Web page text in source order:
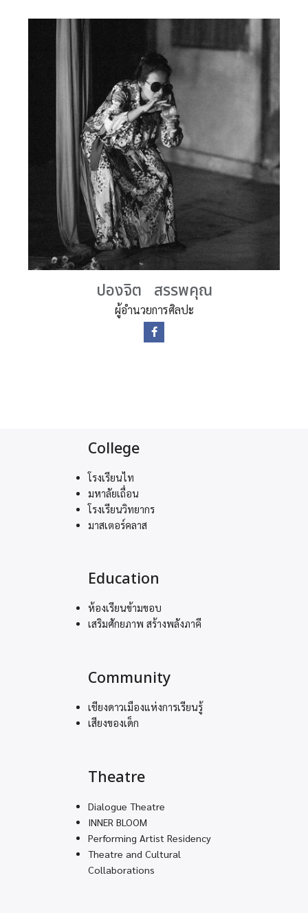
ปองจิต สรรพคุณ
ผู้อำนวยการศิลปะ
College
โรงเรียนไท
มหาลัยเถื่อน
โรงเรียนวิทยากร
มาสเตอร์คลาส
Education
ห้องเรียนข้ามขอบ
เสริมศักยภาพ สร้างพลังภาคี
Community
เชียงดาวเมืองแห่งการเรียนรู้
เสียงของเด็ก
Theatre
Dialogue Theatre
INNER BLOOM
Performing Artist Residency
Theatre and Cultural
Collaborations